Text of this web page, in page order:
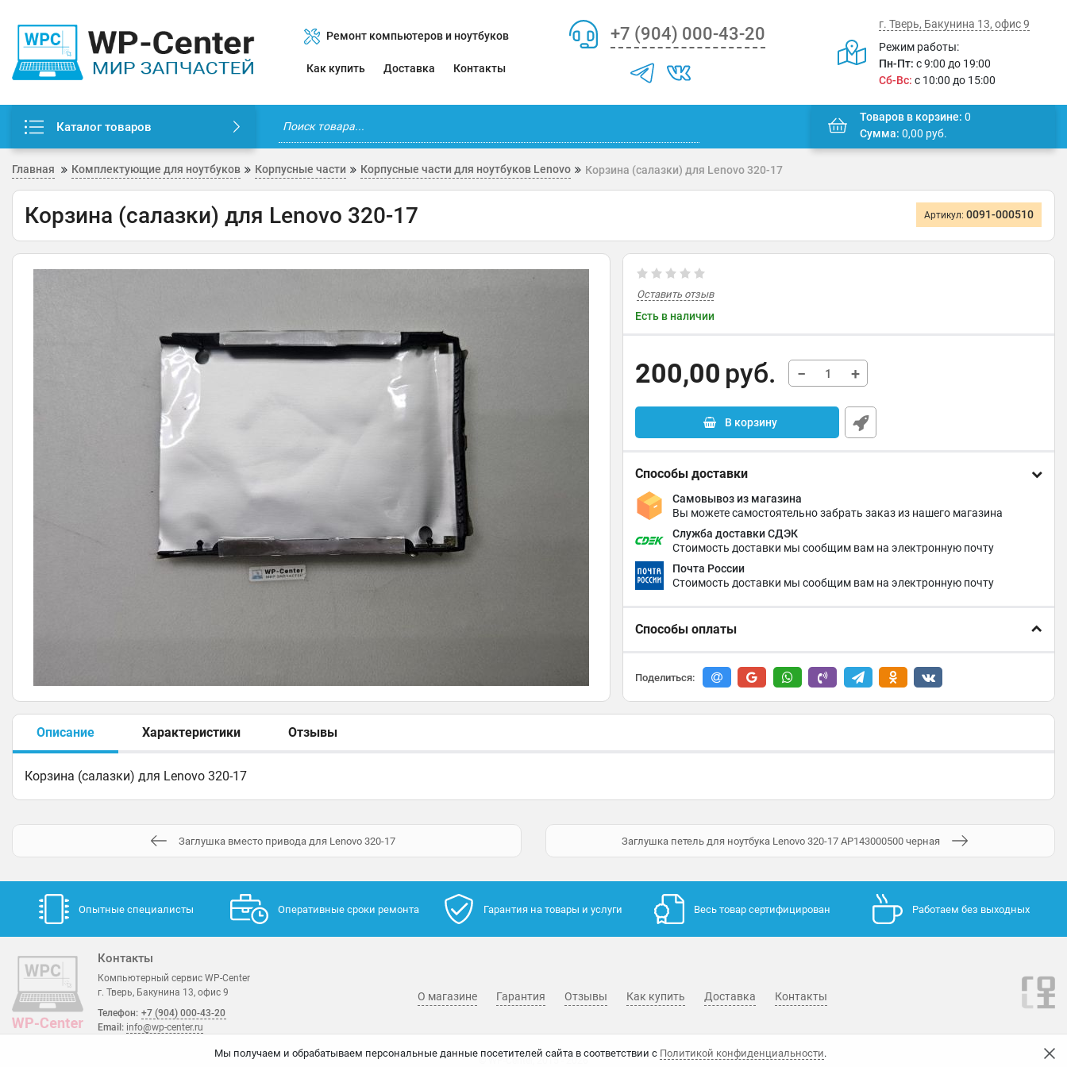
Ремонт компьютеров и ноутбуков
Как купить Доставка Контакты
+7 (904) 000-43-20
г. Тверь, Бакунина 13, офис 9
Режим работы:
Пн-Пт: с 9:00 до 19:00
Сб-Вс: с 10:00 до 15:00
Каталог товаров
Товаров в корзине: 0
Сумма: 0,00 руб.
Главная Комплектующие для ноутбуков Корпусные части Корпусные части для ноутбуков Lenovo Корзина (салазки) для Lenovo 320-17
Корзина (салазки) для Lenovo 320-17 Артикул: 0091-000510
Оставить отзыв
Есть в наличии
200,00 руб. − +
В корзину
Способы доставки
Самовывоз из магазина
Вы можете самостоятельно забрать заказ из нашего магазина
Служба доставки СДЭК
Стоимость доставки мы сообщим вам на электронную почту
Почта России
Стоимость доставки мы сообщим вам на электронную почту
Способы оплаты
Поделиться:
Описание Характеристики Отзывы
Корзина (салазки) для Lenovo 320-17
Заглушка вместо привода для Lenovo 320-17 Заглушка петель для ноутбука Lenovo 320-17 AP143000500 черная
Мы получаем и обрабатываем персональные данные посетителей сайта в соответствии с Политикой конфиденциальности.
Опытные специалисты Оперативные сроки ремонта Гарантия на товары и услуги Весь товар сертифицирован Работаем без выходных
Контакты
Компьютерный сервис WP-Center
г. Тверь, Бакунина 13, офис 9
Телефон: +7 (904) 000-43-20
Email: info@wp-center.ru
О магазине Гарантия Отзывы Как купить Доставка Контакты